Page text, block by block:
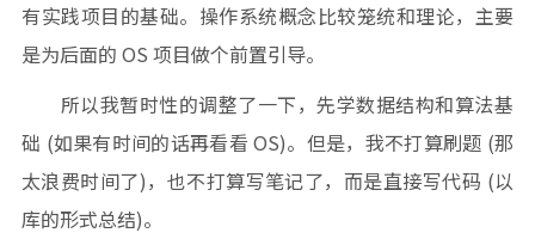
有实践项目的基础。操作系统概念比较笼统和理论，主要
是为后面的 OS 项目做个前置引导。
所以我暂时性的调整了一下，先学数据结构和算法基
础 (如果有时间的话再看看 OS)。但是，我不打算刷题 (那
太浪费时间了)，也不打算写笔记了，而是直接写代码 (以
库的形式总结)。